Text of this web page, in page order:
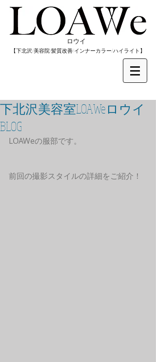
​ロウイ
​【下北沢/美容院/髪質改善/インナーカラー/​ハイライト】
下北沢美容室LOAWeロウイ
BLOG
LOAWeの服部です。
前回の撮影スタイルの詳細をご紹介！